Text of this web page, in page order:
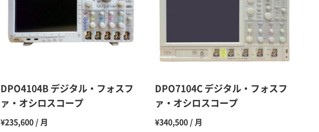
10ヶ月 48％（割引率52％）
11ヶ月 47％（割引率53％）
DPO4104B デジタル・フォスフ
ァ・オシロスコープ
¥235,600 / 月
DPO7104C デジタル・フォスフ
ァ・オシロスコープ
¥340,500 / 月